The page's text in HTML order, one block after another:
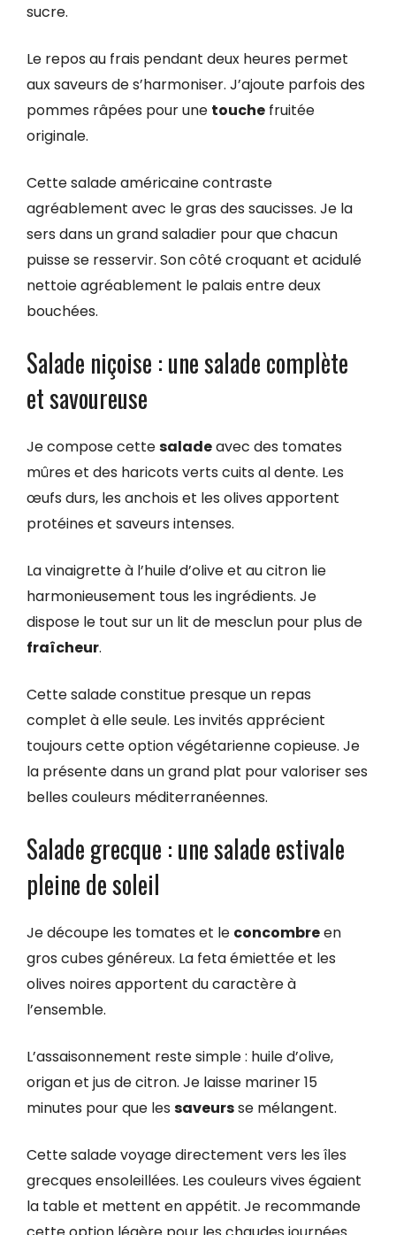
sucre.
Le repos au frais pendant deux heures permet
aux saveurs de s’harmoniser. J’ajoute parfois des
pommes râpées pour une touche fruitée
originale.
Cette salade américaine contraste
agréablement avec le gras des saucisses. Je la
sers dans un grand saladier pour que chacun
puisse se resservir. Son côté croquant et acidulé
nettoie agréablement le palais entre deux
bouchées.
Salade niçoise : une salade complète
et savoureuse
Je compose cettesaladeavec des tomates
mûres et des haricots verts cuits al dente. Les
œufs durs, les anchois et les olives apportent
protéines et saveurs intenses.
La vinaigrette à l’huile d’olive et au citron lie
harmonieusement tous les ingrédients. Je
dispose le tout sur un lit de mesclun pour plus de
fraîcheur.
Cette salade constitue presque un repas
complet à elle seule. Les invités apprécient
toujours cette option végétarienne copieuse. Je
la présente dans un grand plat pour valoriser ses
belles couleurs méditerranéennes.
Salade grecque : une salade estivale
pleine de soleil
Je découpe les tomates et le concombreen
gros cubes généreux. La feta émiettée et les
olives noires apportent du caractère à
l’ensemble.
L’assaisonnement reste simple : huile d’olive,
origan et jus de citron. Je laisse mariner 15
minutes pour que les saveursse mélangent.
Cette salade voyage directement vers les îles
grecques ensoleillées. Les couleurs vives égaient
la table et mettent en appétit. Je recommande